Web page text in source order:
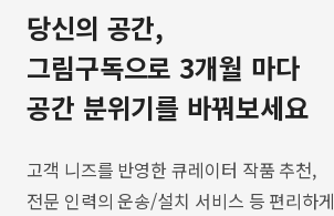
당신의 공간,
그림구독으로 3개월 마다
공간 분위기를 바꿔보세요
고객 니즈를 반영한 큐레이터 작품 추천,
전문 인력의 운송/설치 서비스 등 편리하게